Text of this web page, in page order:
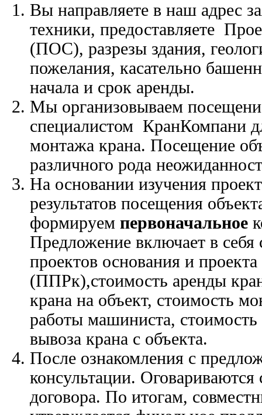
Вы направляете в наш адрес
техники, предоставляете
(ПОС), разрезы здания,
пожелания, касательно
начала и срок аренды.
Мы организовываем
специалистом КранКомпани
монтажа крана. Посещение
различного рода
На основании изучения
результатов посещения
формируем первоначальное
Предложение включает в себя
проектов основания и
(ППРк),стоимость аренды
крана на объект, стоимость
работы машиниста,
вывоза крана с объекта.
После ознакомления с
консультации.
договора. По итогам,